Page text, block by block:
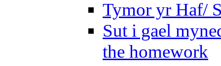
Tymor yr Haf/
Sut i gael
the homework